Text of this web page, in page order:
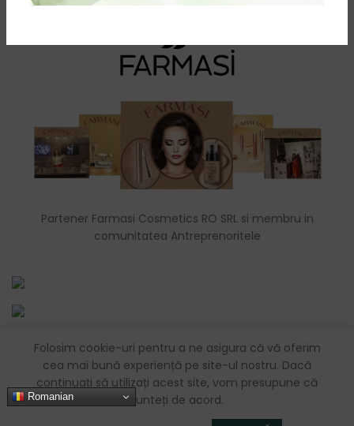
Partener Farmasi Cosmetics RO SRL si membru in
comunitatea Antreprenoritele
chirila_maria_simona@yahoo.com
Sibiu, România
0726083576
Folosim cookie-uri pentru a ne asigura că vă oferim
cea mai bună experiență pe site-ul nostru. Dacă
continuați să utilizați acest site, vom presupune că
sunteți de acord.
Romanian